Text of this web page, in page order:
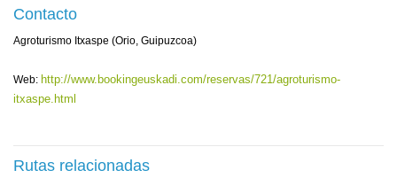
Contacto
Agroturismo Itxaspe (Orio, Guipuzcoa)
Web: http://www.bookingeuskadi.com/reservas/721/agroturismo-
itxaspe.html
Rutas relacionadas